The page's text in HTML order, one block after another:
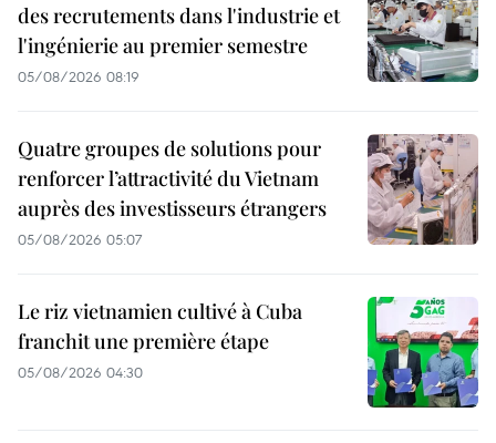
des recrutements dans l'industrie et
l'ingénierie au premier semestre
05/08/2026 08:19
Quatre groupes de solutions pour
renforcer l’attractivité du Vietnam
auprès des investisseurs étrangers
05/08/2026 05:07
Le riz vietnamien cultivé à Cuba
franchit une première étape
05/08/2026 04:30